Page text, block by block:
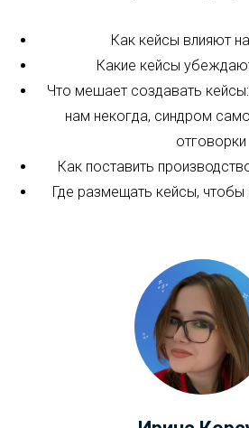
Как кейсы влияют
Какие кейсы
Что мешает создавать
нам некогда, синдром
отговорки
Как поставить
Где размещать кейсы,